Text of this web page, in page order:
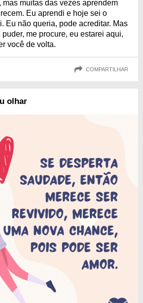
mas muitas das vezes aprendem
Eu aprendi e hoje sei o
Eu não queria, pode acreditar. Mas
me procure, eu estarei aqui,
você de volta.
COMPARTILHAR
olhar